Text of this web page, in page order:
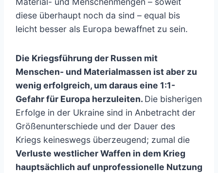
diese überhaupt noch da sind – equal bis
leicht besser als Europa bewaffnet zu sein.
Die Kriegsführung der Russen mit
Menschen- und Materialmassen ist aber zu
wenig erfolgreich, um daraus eine 1:1-
Gefahr für Europa herzuleiten. Die bisherigen
Erfolge in der Ukraine sind in Anbetracht der
Größenunterschiede und der Dauer des
Kriegs keineswegs überzeugend; zumal die
Verluste westlicher Waffen in dem Krieg
hauptsächlich auf unprofessionelle Nutzung